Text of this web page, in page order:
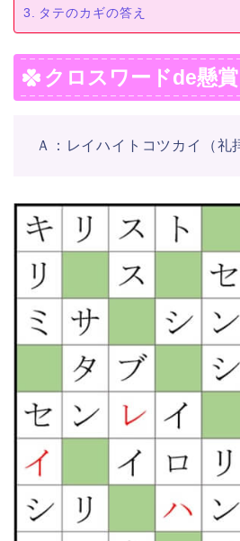
タテのカギの答え
クロスワードde懸
Ａ：レイハイトコツカイ（礼